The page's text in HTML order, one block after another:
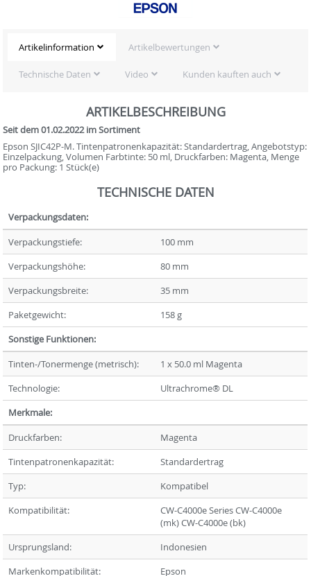
Artikelinformation Artikelbewertungen
Technische Daten Video Kunden kauften auch
ARTIKELBESCHREIBUNG
Seit dem 01.02.2022 im Sortiment
Epson SJIC42P-M. Tintenpatronenkapazität: Standardertrag, Angebotstyp:
Einzelpackung, Volumen Farbtinte: 50 ml, Druckfarben: Magenta, Menge
pro Packung: 1 Stück(e)
TECHNISCHE DATEN
Verpackungsdaten:
Verpackungstiefe:
100 mm
Verpackungshöhe:
80 mm
Verpackungsbreite:
35 mm
Paketgewicht:
158 g
Sonstige Funktionen:
Tinten-/Tonermenge (metrisch):
1 x 50.0 ml Magenta
Technologie:
Ultrachrome® DL
Merkmale:
Druckfarben:
Magenta
Tintenpatronenkapazität:
Standardertrag
Typ:
Kompatibel
Kompatibilität:
CW-C4000e Series CW-C4000e
(mk) CW-C4000e (bk)
Ursprungsland:
Indonesien
Markenkompatibilität:
Epson